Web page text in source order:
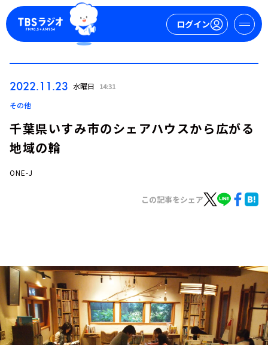
ログイン
お知らせ
イベント・グッズ
YouTube
会社情報
2022.11.23 水曜日 14:31
その他
千葉県いすみ市のシェアハウスから広がる
地域の輪
ONE-J
この記事をシェア